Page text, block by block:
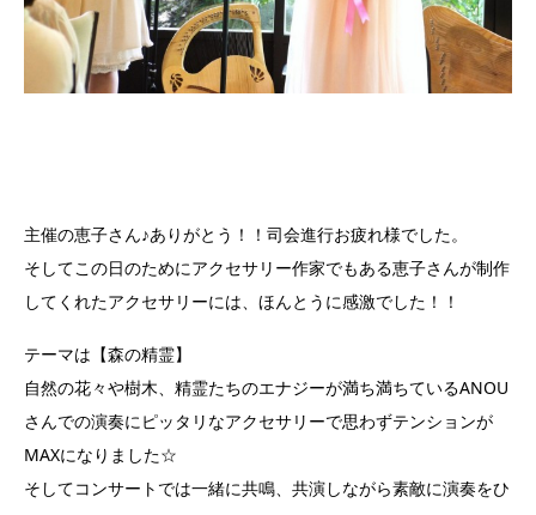
主催の恵子さん♪ありがとう！！司会進行お疲れ様でした。
そしてこの日のためにアクセサリー作家でもある恵子さんが制作
してくれたアクセサリーには、ほんとうに感激でした！！
テーマは【森の精霊】
自然の花々や樹木、精霊たちのエナジーが満ち満ちているANOU
さんでの演奏にピッタリなアクセサリーで思わずテンションが
MAXになりました☆
そしてコンサートでは一緒に共鳴、共演しながら素敵に演奏をひ